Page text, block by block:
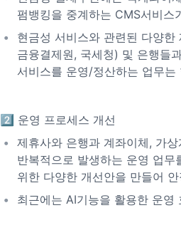
펌뱅킹을 중계하는 CMS서비스
현금성 서비스와 관련된 다양
금융결제원, 국세청) 및 은행들
서비스를 운영/정산하는 업무
2️⃣ 운영 프로세스 개선
제휴사와 은행과 계좌이체, 가
반복적으로 발생하는 운영 업
위한 다양한 개선안을 만들어
최근에는 AI기능을 활용한 운영